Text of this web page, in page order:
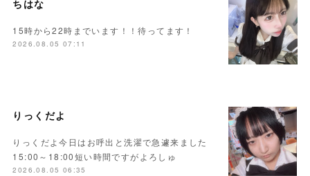
ちはな
15時から22時までいます！！待ってます！
2026.08.05 07:11
りっくだよ
りっくだよ今日はお呼出と洗濯で急遽来ました
15:00～18:00短い時間ですがよろしゅ
2026.08.05 06:35